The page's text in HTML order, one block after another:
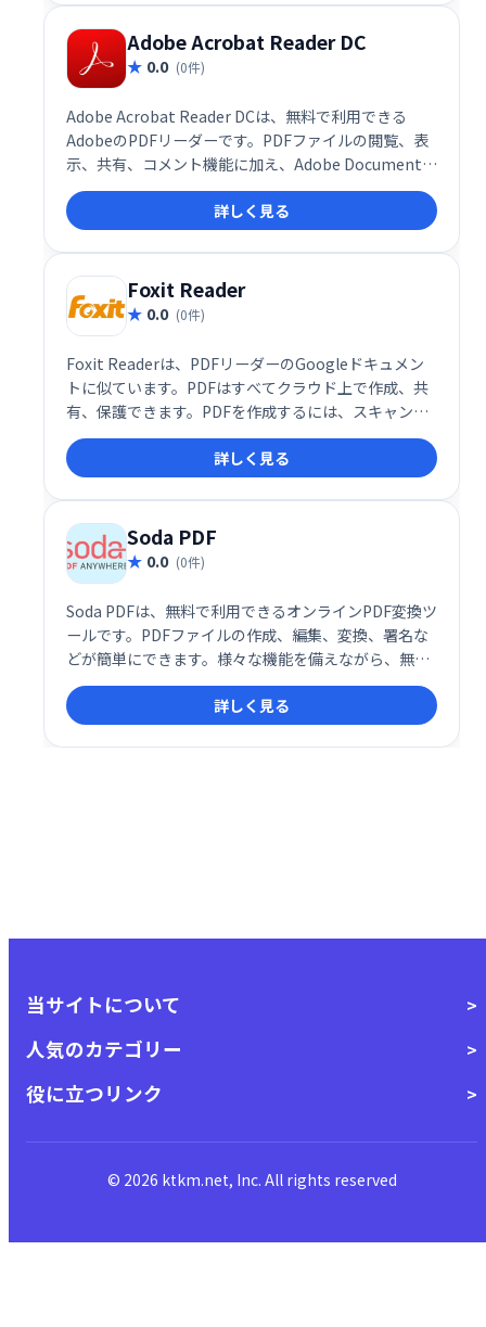
Adobe Acrobat Reader DC
0.0 (0件)
Adobe Acrobat Reader DCは、無料で利用できる
AdobeのPDFリーダーです。PDFファイルの閲覧、表
示、共有、コメント機能に加え、Adobe Document
CloudやBox、Dropbox、Microsoft OneDriveなどの
クラウドストレージサービスとの連携も可能です。場
所やデバイスを選ばず、PDFをスムーズに操作できま
す。
詳しく見る
Foxit Reader
0.0 (0件)
Foxit Readerは、PDFリーダーのGoogleドキュメン
トに似ています。PDFはすべてクラウド上で作成、共
有、保護できます。PDFを作成するには、スキャンを
アップロードし、Word文書、PowerPointプレゼンテ
ーション、Excelシートを変換し、複数のPDFを新しい
ファイルに結合することもできます。
詳しく見る
Soda PDF
0.0 (0件)
Soda PDFは、無料で利用できるオンラインPDF変換ツ
ールです。PDFファイルの作成、編集、変換、署名な
どが簡単にできます。様々な機能を備えながら、無料
で利用できるため、個人利用からビジネス利用まで幅
広く活用できます。手軽にPDFを操作したい方に最適
です。
詳しく見る
当サイトについて
人気のカテゴリー
役に立つリンク
© 2026 ktkm.net, Inc. All rights reserved